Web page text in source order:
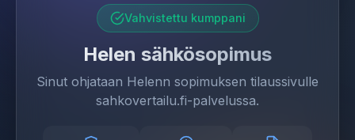
Vahvistettu kumppani
Helen sähkösopimus
Sinut ohjataan Helenn sopimuksen tilaussivulle
sahkovertailu.fi-palvelussa.